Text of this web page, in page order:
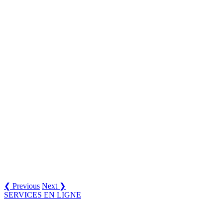
❮ Previous Next ❯
SERVICES EN LIGNE